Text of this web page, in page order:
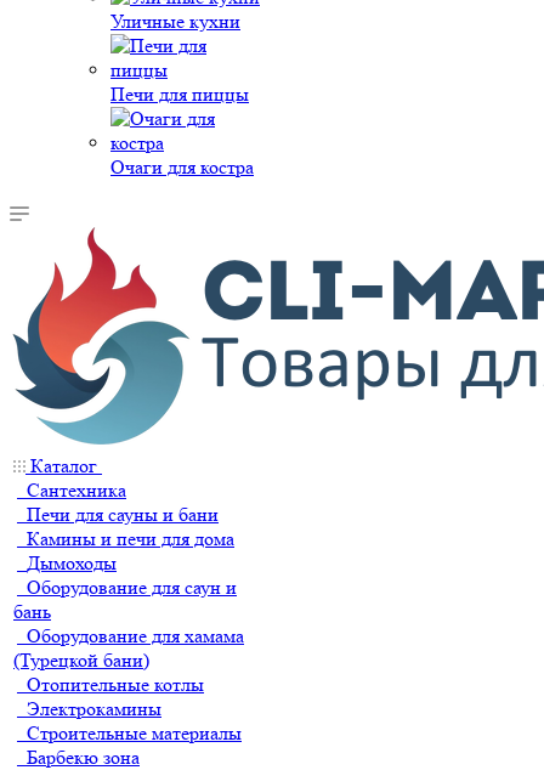
Уличные кухни
Печи для пиццы
Очаги для костра
Каталог
Сантехника
Печи для сауны и бани
Камины и печи для дома
Дымоходы
Оборудование для саун и
бань
Оборудование для хамама
(Турецкой бани)
Отопительные котлы
Электрокамины
Строительные материалы
Барбекю зона